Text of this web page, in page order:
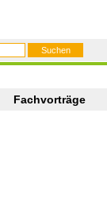
Fachvorträge